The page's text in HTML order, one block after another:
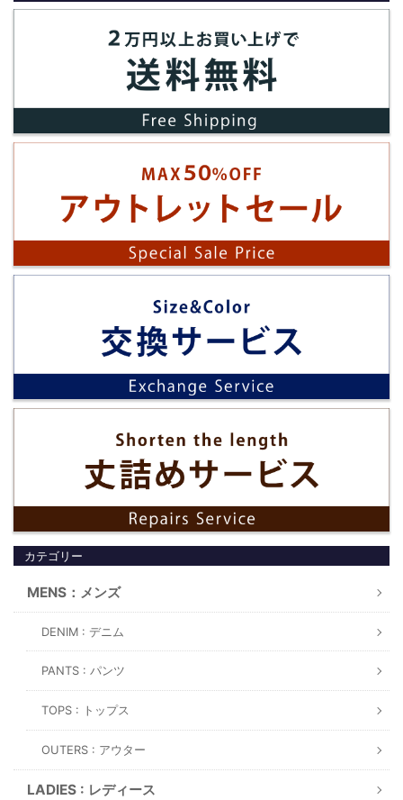
カテゴリー
MENS：メンズ
DENIM : デニム
PANTS : パンツ
TOPS : トップス
OUTERS : アウター
LADIES : レディース